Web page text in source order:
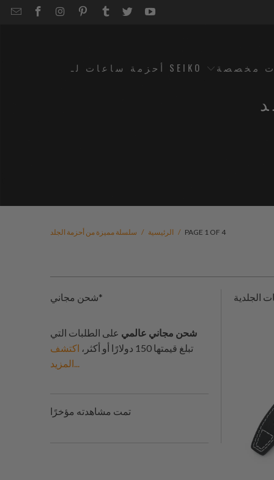
EMAILSTRAPCODE
STRAPCODE
STRAPCODE
STRAPCODE
STRAPCODE
TWITTER
STRAPCODE
YOUTUBE
أحزمة ساعات لـ SEIKO مخصصة
الرئيسية / سلسلة مميزة من أحزمة الجلد / PAGE 1 OF 4
شحن مجاني*
شحن مجاني عالمي على الطلبات التي
تبلغ قيمتها 150 دولارًا أو أكثر،
اكتشف
المزيد...
تمت مشاهدته مؤخرًا